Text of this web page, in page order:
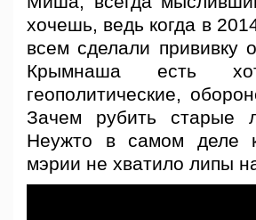
хочешь, ведь когда в
всем сделали прививку
Крымнаша есть
геополитические,
Зачем рубить старые
Неужто в самом деле
мэрии не хватило липы